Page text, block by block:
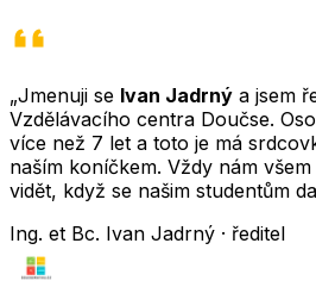
„Jmenuji se Ivan Jadrný a jsem
Vzdělávacího centra Doučse.
více než 7 let a toto je má
naším koníčkem. Vždy nám
vidět, když se našim studentům
Ing. et Bc. Ivan Jadrný · ředitel